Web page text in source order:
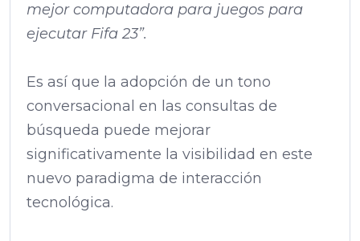
mejor computadora para juegos para
ejecutar Fifa 23”.
Es así que la adopción de un tono
conversacional en las consultas de
búsqueda puede mejorar
significativamente la visibilidad en este
nuevo paradigma de interacción
tecnológica.